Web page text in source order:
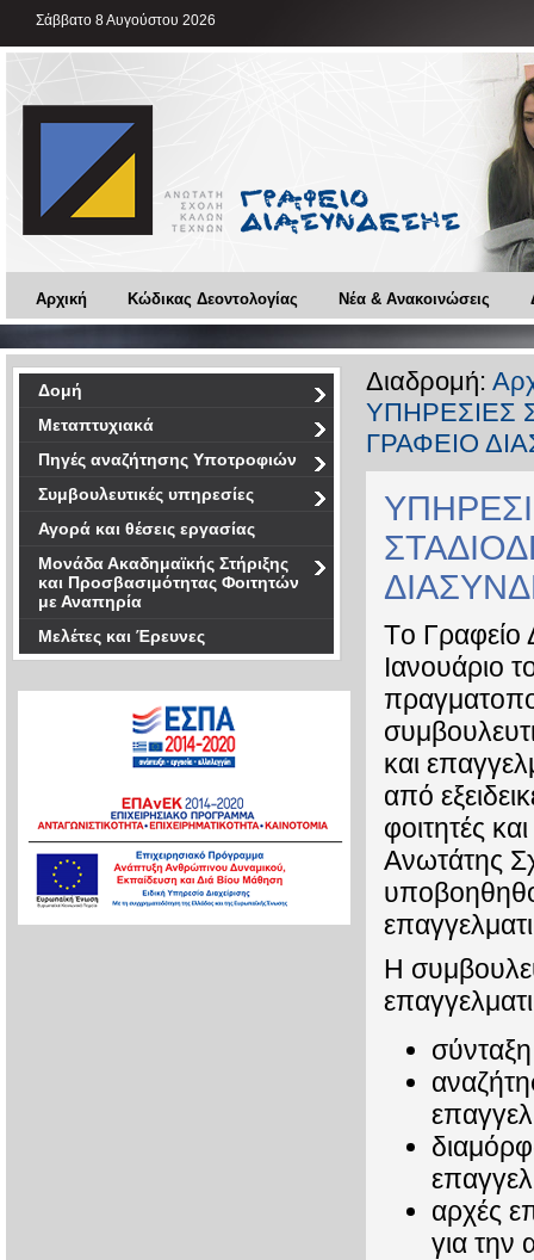
Σάββατο 8 Αυγούστου 2026
Αρχική Κώδικας Δεοντολογίας Νέα & Ανακοινώσεις
Δομή
Μεταπτυχιακά
Πηγές αναζήτησης Υποτροφιών
Συμβουλευτικές υπηρεσίες
Αγορά και θέσεις εργασίας
Μονάδα Ακαδημαϊκής Στήριξης
και Προσβασιμότητας Φοιτητών
με Αναπηρία
Μελέτες και Έρευνες
Διαδρομή:
ΥΠΗΡΕΣΙΕΣ
ΓΡΑΦΕΙΟ
Tο Γραφείο
Ιανουάριο
και
από
φοιτητές
Ανωτάτης
Η
αρχές
για την